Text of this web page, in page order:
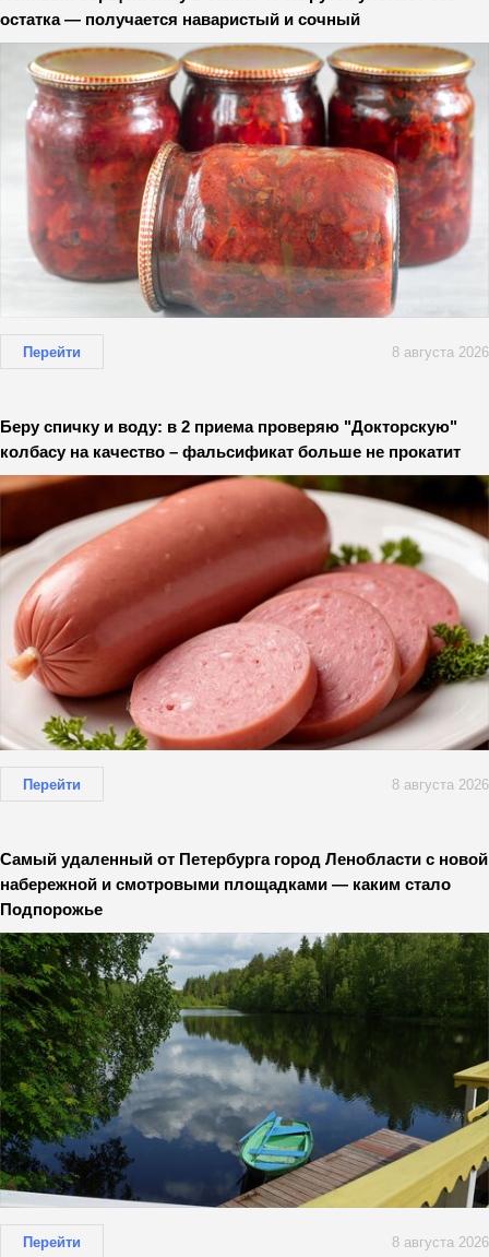
остатка — получается наваристый и сочный
Перейти 8 августа 2026
Беру спичку и воду: в 2 приема проверяю "Докторскую"
колбасу на качество – фальсификат больше не прокатит
Перейти 8 августа 2026
Самый удаленный от Петербурга город Ленобласти с новой
набережной и смотровыми площадками — каким стало
Подпорожье
Перейти 8 августа 2026